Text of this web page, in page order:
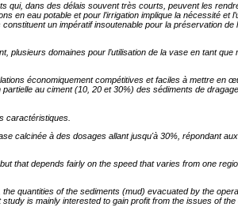
dans des délais souvent très courts, peuvent les
en eau potable et pour l’irrigation implique la nécessité et
un impératif insoutenable pour la préservation de
plusieurs domaines pour l’utilisation de la vase en tant que
économiquement compétitives et faciles à mettre en
au ciment (10, 20 et 30%) des sédiments de
caractéristiques.
calcinée à des dosages allant jusqu'à 30%, répondant
that depends fairly on the speed that varies from one
quantities of the sediments (mud) evacuated by the
is mainly interested to gain profit from the issues of